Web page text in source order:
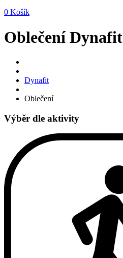
0 Košík
Oblečení Dynafit
Dynafit
Oblečení
Výběr dle aktivity